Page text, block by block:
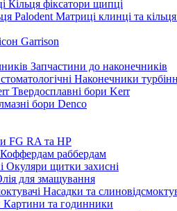
Кільця фіксатори щипці
Матриці клинці та
Garrison
Запчастини до наконечників
Наконечники
Твердосплавні бори Kerr
бори Denco
FG RA та HP
Коффердам раббердам
Окуляри щитки захисні
для змащування
Насадки та
Картини та годинники